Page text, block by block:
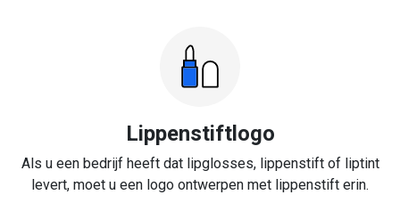
Lippenstiftlogo
Als u een bedrijf heeft dat lipglosses, lippenstift of liptint
levert, moet u een logo ontwerpen met lippenstift erin.